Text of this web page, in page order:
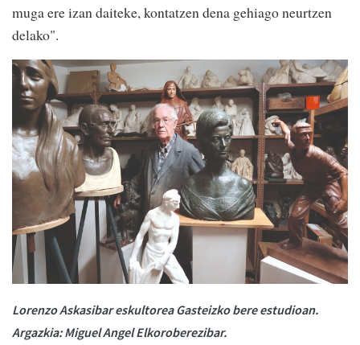
muga ere izan daiteke, kontatzen dena gehiago neurtzen
delako".
Lorenzo Askasibar eskultorea Gasteizko bere estudioan.
Argazkia: Miguel Angel Elkoroberezibar.